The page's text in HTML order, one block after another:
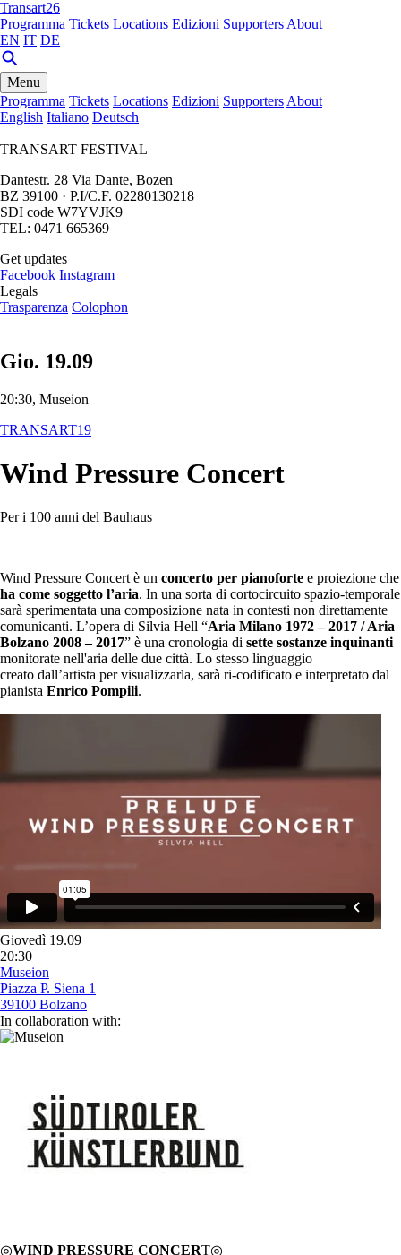
Transart26
Programma Tickets Locations Edizioni Supporters About
EN IT DE
Menu
Programma Tickets Locations Edizioni Supporters About
English Italiano Deutsch
TRANSART FESTIVAL
Dantestr. 28 Via Dante, Bozen
BZ 39100 · P.I/C.F. 02280130218
SDI code W7YVJK9
TEL: 0471 665369
Get updates
Facebook Instagram
Legals
Trasparenza Colophon
Gio. 19.09
20:30, Museion
TRANSART19
Wind Pressure Concert
Per i 100 anni del Bauhaus
Wind Pressure Concert è un concerto per pianoforte e proiezione che
ha come soggetto l’aria. In una sorta di cortocircuito spazio-temporale
sarà sperimentata una composizione nata in contesti non direttamente
comunicanti. L’opera di Silvia Hell “Aria Milano 1972 – 2017 / Aria
Bolzano 2008 – 2017” è una cronologia di sette sostanze inquinanti
monitorate nell'aria delle due città. Lo stesso linguaggio
creato dall’artista per visualizzarla, sarà ri-codificato e interpretato dal
pianista Enrico Pompili.
Giovedì 19.09
20:30
Museion
Piazza P. Siena 1
39100 Bolzano
In collaboration with:
◎WIND PRESSURE CONCERT◎